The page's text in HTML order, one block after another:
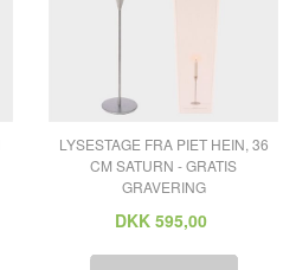
LYSESTAGE FRA PIET HEIN, 36
CM SATURN - GRATIS
GRAVERING
DKK 595,00